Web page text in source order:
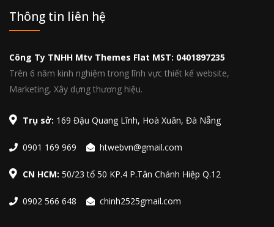
Thông tin liên hệ
Công Ty TNHH Mtv Themes Flat MST: 0401897235
Trên 6 năm kinh nghiệm trong lĩnh vực thiết kế website,
Marketing, Xây dựng thương hiệu.
Trụ sở: 169 Đậu Quang Lĩnh, Hoà Xuân, Đà Nẵng
0901 169 969 htwebvn@gmail.com
CN HCM: 50/23 tổ 50 KP.4 P.Tân Chánh Hiệp Q.12
0902 566 648 chinh2525gmail.com